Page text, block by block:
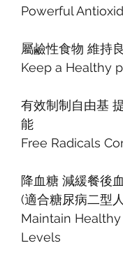
Powerful
屬鹼性食物 維持
Keep a Healthy
有效制制自由基
能
Free Radicals
降血糖 減緩餐後
(適合糖尿病二型
Maintain
Levels